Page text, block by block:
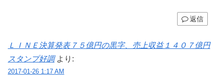
返信
ＬＩＮＥ決算発表７５億円の黒字、売上収益１４０７億円
スタンプ好調 より:
2017-01-26 1:17 AM